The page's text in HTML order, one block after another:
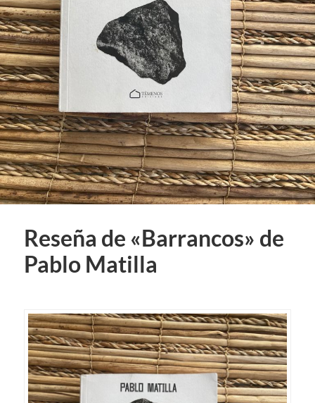
Reseña de «Barrancos» de
Pablo Matilla